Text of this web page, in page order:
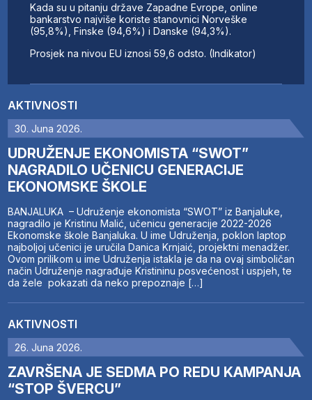
AKTIVNOSTI
30. Juna 2026.
UDRUŽENJE EKONOMISTA “SWOT”
NAGRADILO UČENICU GENERACIJE
EKONOMSKE ŠKOLE
BANJALUKA – Udruženje ekonomista “SWOT” iz Banjaluke,
nagradilo je Kristinu Malić, učenicu generacije 2022-2026
Ekonomske škole Banjaluka. U ime Udruženja, poklon laptop
najboljoj učenici je uručila Danica Krnjaić, projektni menadžer.
Ovom prilikom u ime Udruženja istakla je da na ovaj simboličan
način Udruženje nagrađuje Kristininu posvećenost i uspjeh, te
da žele pokazati da neko prepoznaje […]
AKTIVNOSTI
26. Juna 2026.
ZAVRŠENA JE SEDMA PO REDU KAMPANJA
“STOP ŠVERCU”
Kada su u pitanju države Zapadne Evrope, online
bankarstvo najviše koriste stanovnici Norveške
(95,8%), Finske (94,6%) i Danske (94,3%).
Prosjek na nivou EU iznosi 59,6 odsto. (Indikator)